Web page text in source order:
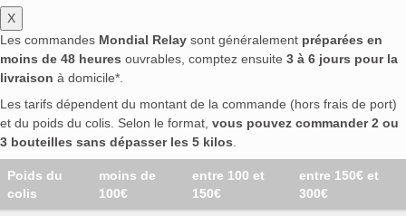
X
Les commandes Mondial Relay sont généralement préparées en
moins de 48 heures ouvrables, comptez ensuite 3 à 6 jours pour la
livraison à domicile*.
Les tarifs dépendent du montant de la commande (hors frais de port)
et du poids du colis. Selon le format, vous pouvez commander 2 ou
3 bouteilles sans dépasser les 5 kilos
Poids du
colis
moins de
100€
entre 100 et
150€
entre 150€ et
300€